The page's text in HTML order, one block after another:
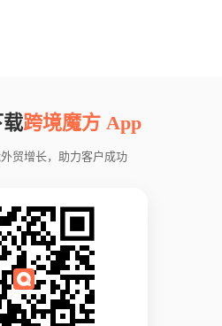
跨境魔方 App
贸增长，助力客户成功